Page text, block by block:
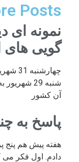
Posts
نمونه ای
گویی های
شنبه 29
آن کشور
پاسخ به
هفته پیش هم پنج
دادم. اول فکر می